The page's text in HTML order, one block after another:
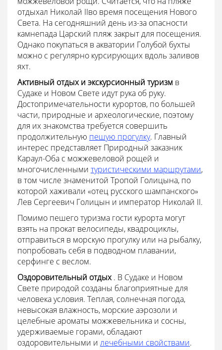
отдыхал Николай IIво время посещения Нового
Света. На сегодняшний день из-за опасности
камнепада Царский пляж закрыт для посещения.
Однако покупаться в акватории Голубой бухты
можно с регулярно курсирующих вдоль заливов
яхт.
Активный отдых и экскурсионный туризм в
Судаке и Новом Свете идут рука об руку.
Достопримечательности курортов, по большей
части, природные и археологические, поэтому
для их знакомства требуется совершить
продолжительную пешую прогулку. Главный
интерес представляет Природный заказник
Караул-Оба с можжевеловой рощей и
многочисленными туристическими маршрутами,
в том числе знаменитой Тропой Голицына, по
которой хаживали «отец русского шампанского»
Лев Сергеевич Голицын и император Николай II.
Помимо пешего туризма гости курорта могут
взять на прокат велосипеды, квадроциклы,
отправиться в морскую прогулку или на рыбалку,
попробовать себя в подводном плавании,
серфинге с веслом.
Оздоровительный отдых. В Судаке и Новом
Свете природой созданы благоприятные для
человека условия. Теплая, солнечная погода,
невысокая влажность, морские аэрозоли и
целебные ароматы можжевельника и сосны,
удерживаемые горами, обладают
оздоровительными и лечебными свойствами.